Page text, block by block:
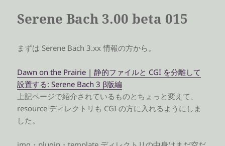
Serene Bach 3.00 beta 015
まずは Serene Bach 3.xx 情報の方から。
Dawn on the Prairie | 静的ファイルと CGI を分離して
設置する: Serene Bach 3 β版編
上記ページで紹介されているものとちょっと変えて、
resource ディレクトリも CGI の方に入れるようにしま
した。